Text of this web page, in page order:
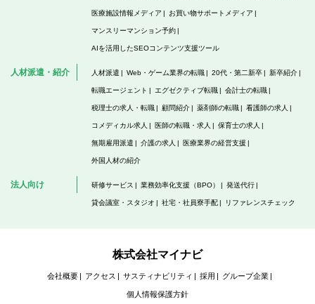
医療施設情報メディア お買い物サポートメディア
マンスリーマンション予約
AIを活用したSEOコンテンツ支援ツール
人材派遣・紹介 人材派遣 Web・ゲーム業界の転職 20代・第二新卒 新卒紹介
転職エージェント エグゼクティブ転職 会計士の転職
税理士の求人・転職 顧問紹介 薬剤師の転職 看護師の求人
コメディカル求人 医師の転職・求人 保育士の求人
無期雇用派遣 介護の求人 医療業界の経営支援
外国人材の紹介
法人向け 研修サービス 業務効率化支援（BPO） 発送代行
貸会議室・スタジオ 社宅・社員寮手配 リファレンスチェック
株式会社マイナビ
会社概要 アクセス サスティナビリティ 採用 グループ企業
個人情報保護方針